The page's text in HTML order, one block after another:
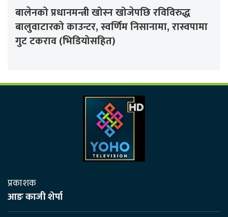
बालेनको प्रधानमन्त्री खोस्न खोजेपछि रविविरुद्ध
बालुवाटारको काउन्टर, स्वर्णिम निसानामा, रास्वपामा
गुट टकराव (भिडियोसहित)
प्रकाशक
आङ काजी शेर्पा